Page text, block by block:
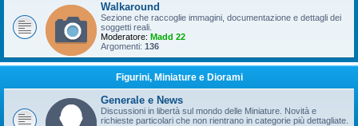
Walkaround
Sezione che raccoglie immagini, documentazione e dettagli dei
soggetti reali.
Moderatore: Madd 22
Argomenti: 136
Figurini, Miniature e Diorami
Generale e News
Discussioni in libertà sul mondo delle Miniature. Novità e
richieste particolari che non rientrano in categorie più dettagliate.